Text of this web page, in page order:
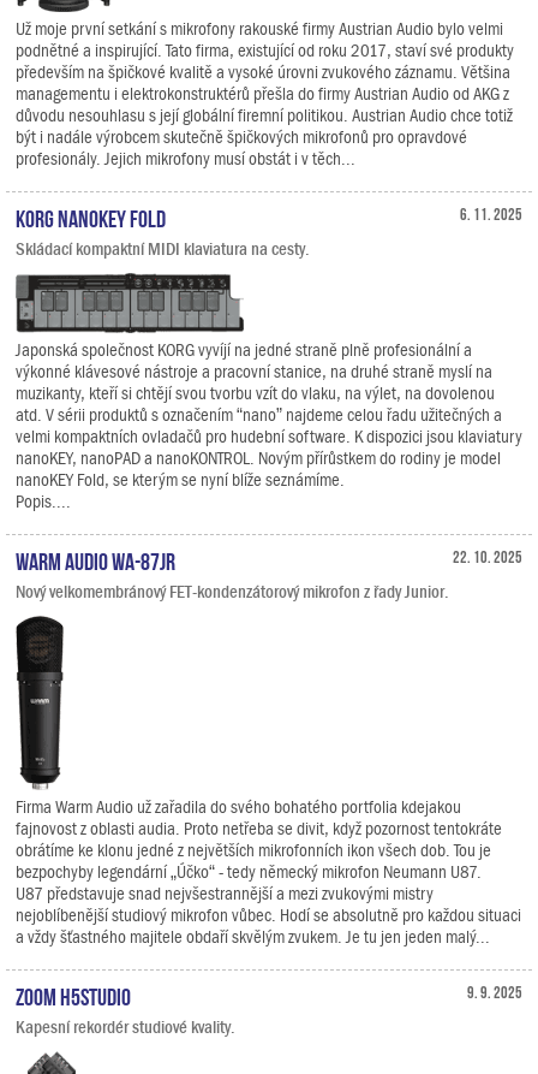
Už moje první setkání s mikrofony rakouské firmy Austrian Audio bylo velmi
podnětné a inspirující. Tato firma, existující od roku 2017, staví své produkty
především na špičkové kvalitě a vysoké úrovni zvukového záznamu. Většina
managementu i elektrokonstruktérů přešla do firmy Austrian Audio od AKG z
důvodu nesouhlasu s její globální firemní politikou. Austrian Audio chce totiž
být i nadále výrobcem skutečně špičkových mikrofonů pro opravdové
profesionály. Jejich mikrofony musí obstát i v těch...
6. 11. 2025
KORG nanoKEY Fold
Skládací kompaktní MIDI klaviatura na cesty.
Japonská společnost KORG vyvíjí na jedné straně plně profesionální a
výkonné klávesové nástroje a pracovní stanice, na druhé straně myslí na
muzikanty, kteří si chtějí svou tvorbu vzít do vlaku, na výlet, na dovolenou
atd. V sérii produktů s označením “nano” najdeme celou řadu užitečných a
velmi kompaktních ovladačů pro hudební software. K dispozici jsou klaviatury
nanoKEY, nanoPAD a nanoKONTROL. Novým přírůstkem do rodiny je model
nanoKEY Fold, se kterým se nyní blíže seznámíme.
Popis....
22. 10. 2025
Warm Audio WA-87jr
Nový velkomembránový FET-kondenzátorový mikrofon z řady Junior.
Firma Warm Audio už zařadila do svého bohatého portfolia kdejakou
fajnovost z oblasti audia. Proto netřeba se divit, když pozornost tentokráte
obrátíme ke klonu jedné z největších mikrofonních ikon všech dob. Tou je
bezpochyby legendární „Účko“ - tedy německý mikrofon Neumann U87.
U87 představuje snad nejvšestrannější a mezi zvukovými mistry
nejoblíbenější studiový mikrofon vůbec. Hodí se absolutně pro každou situaci
a vždy šťastného majitele obdaří skvělým zvukem. Je tu jen jeden malý...
9. 9. 2025
Zoom H5studio
Kapesní rekordér studiové kvality.